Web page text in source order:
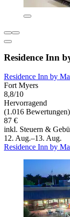
Residence Inn
Residence Inn by
Fort Myers
8,8/10
Hervorragend
(1.016 Bewertungen)
87 €
inkl. Steuern &
12. Aug.–13. Aug.
Residence Inn by